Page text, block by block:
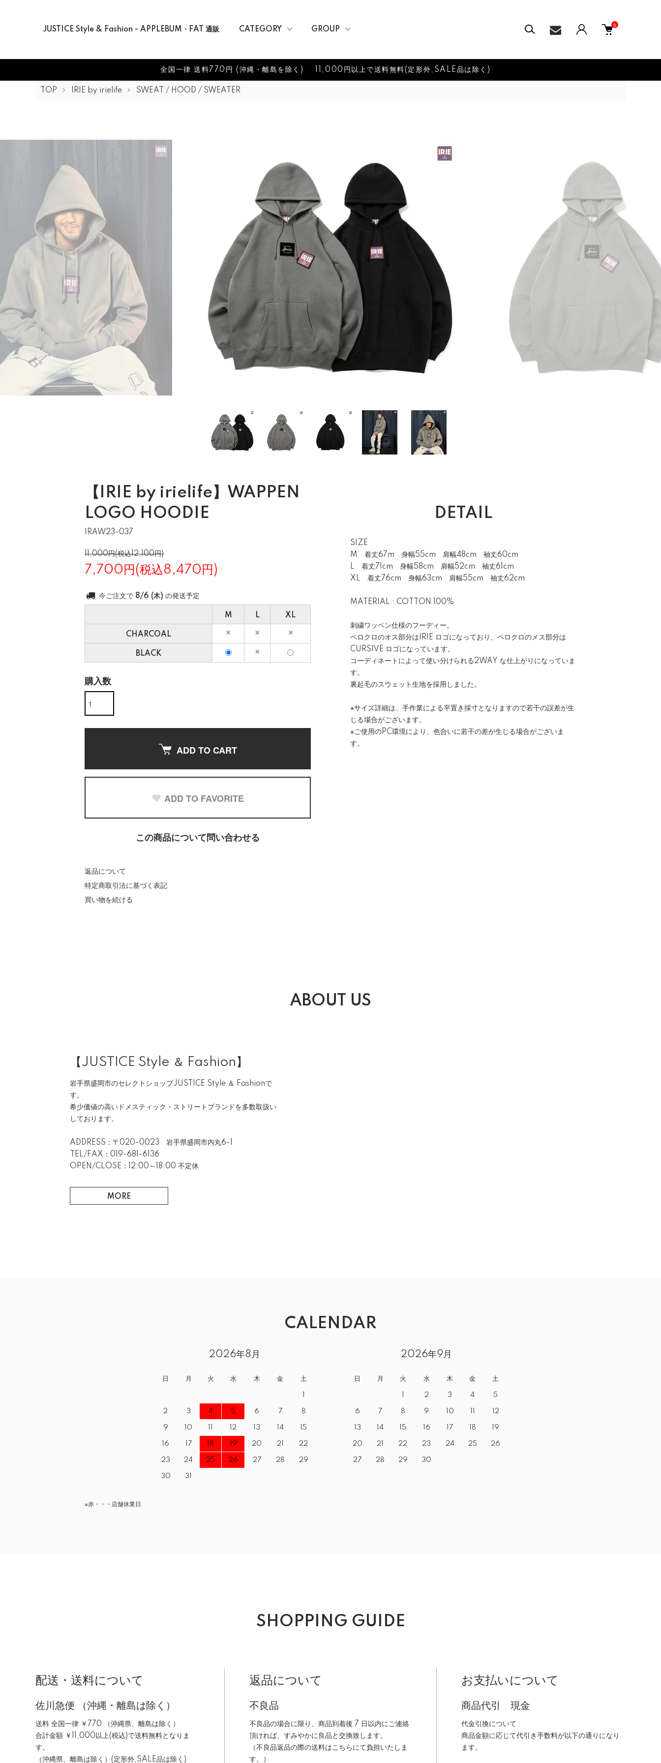
JUSTICE Style & Fashion - APPLEBUM・FAT 通販 CATEGORY GROUP
0
全国一律 送料770円 (沖縄・離島を除く) 11,000円以上で送料無料(定形外,SALE品は除く)
TOP IRIE by irielife SWEAT / HOOD / SWEATER
【IRIE by irielife】WAPPEN
LOGO HOODIE
IRAW23-037
11,000円(税込12,100円)
7,700円(税込8,470円)
今ご注文で 8/6 (木) の発送予定
M L XL
CHARCOAL
BLACK
購入数
ADD TO CART
ADD TO FAVORITE
この商品について問い合わせる
返品について
特定商取引法に基づく表記
買い物を続ける
DETAIL
SIZE
M 着丈67m 身幅55cm 肩幅48cm 袖丈60cm
L 着丈71cm 身幅58cm 肩幅52cm 袖丈61cm
XL 着丈76cm 身幅63cm 肩幅55cm 袖丈62cm
MATERIAL : COTTON 100%
刺繍ワッペン仕様のフーディー。
ベロクロのオス部分はIRIE ロゴになっており、ベロクロのメス部分は
CURSIVE ロゴになっています。
コーディネートによって使い分けられる2WAY な仕上がりになっていま
す。
裏起毛のスウェット生地を採用しました。
※サイズ詳細は、手作業による平置き採寸となりますので若干の誤差が生
じる場合がございます。
※ご使用のPC環境により、色合いに若干の差が生じる場合がございま
す。
ABOUT US
【JUSTICE Style ＆ Fashion】
岩手県盛岡市のセレクトショップJUSTICE Style ＆ Fashionで
す。
希少価値の高いドメスティック・ストリートブランドを多数取扱い
しております。
ADDRESS：〒020-0023 岩手県盛岡市内丸6-1
TEL/FAX：019-681-6136
OPEN/CLOSE：12:00～18:00 不定休
MORE
CALENDAR
2026年8月
日 月 火 水 木 金 土
2 3 4 5 6 7 8
9 10 12 13 14 15
16 17 18 19 20 21 22
23 24 25 26 27 28 29
30 31
2026年9月
日 月 火 水 木 金 土
2 3 4 5
6 7 8 9 10 12
13 14 15 16 17 18 19
20 21 22 23 24 25 26
27 28 29 30
※赤・・・店舗休業日
SHOPPING GUIDE
配送・送料について
佐川急便 （沖縄・離島は除く）
送料 全国一律 ￥770 （沖縄県、離島は除く）
合計金額 ￥11,000以上(税込)で送料無料となりま
す。
（沖縄県、離島は除く）(定形外,SALE品は除く)
返品について
不良品
不良品の場合に限り、商品到着後 7 日以内にご連絡
頂ければ、すみやかに良品と交換致します。
（不良品返品の際の送料はこちらにて負担いたしま
す。）
お支払いについて
商品代引 現金
代金引換について
商品金額に応じて代引き手数料が以下の通りになり
ます。